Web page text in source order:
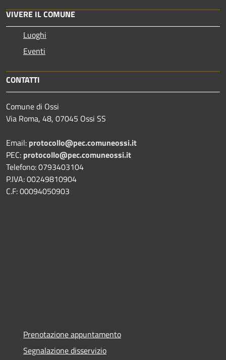
VIVERE IL COMUNE
Luoghi
Eventi
CONTATTI
Comune di Ossi
Via Roma, 48, 07045 Ossi SS
Email: protocollo@pec.comuneossi.it
PEC: protocollo@pec.comuneossi.it
Telefono: 0793403104
P.IVA: 00249810904
C.F: 00094050903
Prenotazione appuntamento
Segnalazione disservizio